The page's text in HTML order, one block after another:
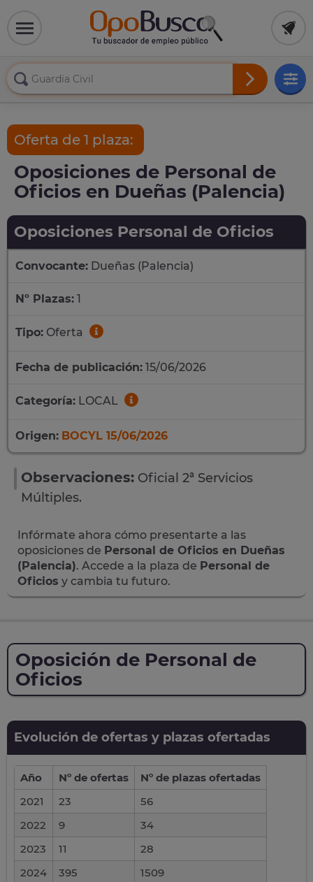
Oferta de 1 plaza:
Oposiciones de Personal de
Oficios en Dueñas (Palencia)
Oposiciones Personal de Oficios
Convocante: Dueñas (Palencia)
Nº Plazas: 1
Tipo: Oferta
Fecha de publicación: 15/06/2026
Categoría: LOCAL
Origen: BOCYL 15/06/2026
Observaciones: Oficial 2ª Servicios
Múltiples.
Infórmate ahora cómo presentarte a las
oposiciones de Personal de Oficios en Dueñas
(Palencia). Accede a la plaza de Personal de
Oficios y cambia tu futuro.
Oposición de Personal de
Oficios
Evolución de ofertas y plazas ofertadas
Año Nº de ofertas
Nº de plazas ofertadas
2021
23
56
2022
9
34
2023
11
28
2024
395
1509